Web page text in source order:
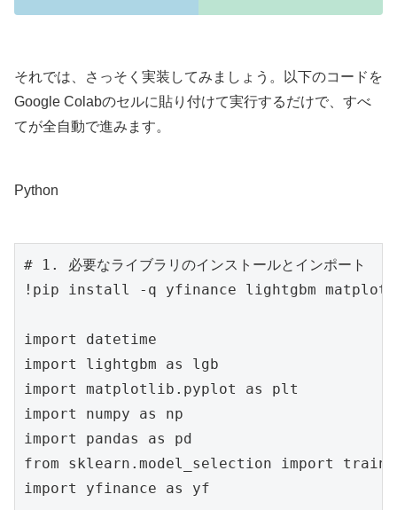
それでは、さっそく実装してみましょう。以下のコードを
Google Colabのセルに貼り付けて実行するだけで、すべ
てが全自動で進みます。
Python
# 1. 必要なライブラリのインストールとインポート
!pip install -q yfinance lightgbm
import datetime
import lightgbm as lgb
import matplotlib.pyplot as plt
import numpy as np
import pandas as pd
from sklearn.model_selection import
import yfinance as yf